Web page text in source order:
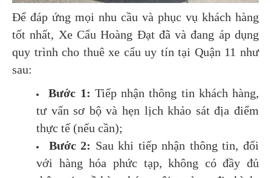
Để đáp ứng mọi nhu cầu và phục vụ khách hàng
tốt nhất, Xe Cẩu Hoàng Đạt đã và đang áp dụng
quy trình cho thuê xe cẩu uy tín tại Quận 11 như
sau:
Bước 1: Tiếp nhận thông tin khách hàng,
tư vấn sơ bộ và hẹn lịch khảo sát địa điểm
thực tế (nếu cần);
Bước 2: Sau khi tiếp nhận thông tin, đối
với hàng hóa phức tạp, không có đầy đủ